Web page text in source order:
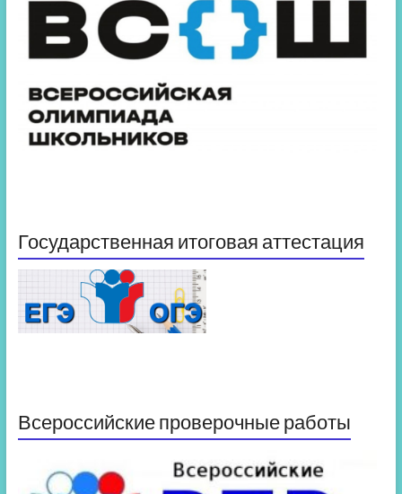
Государственная итоговая аттестация
Всероссийские проверочные работы